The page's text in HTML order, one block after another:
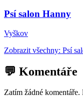
Psí salon Hanny
Vyškov
Zobrazit všechny: Psí
💬 Komentáře
Zatím žádné